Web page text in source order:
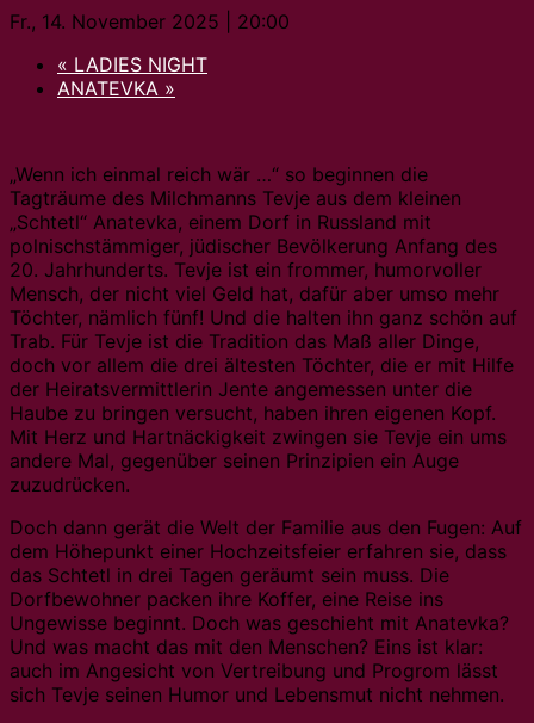
Fr., 14. November 2025 | 20:00
« LADIES NIGHT
ANATEVKA »
„Wenn ich einmal reich wär …“ so beginnen die
Tagträume des Milchmanns Tevje aus dem kleinen
„Schtetl“ Anatevka, einem Dorf in Russland mit
polnischstämmiger, jüdischer Bevölkerung Anfang des
20. Jahrhunderts. Tevje ist ein frommer, humorvoller
Mensch, der nicht viel Geld hat, dafür aber umso mehr
Töchter, nämlich fünf! Und die halten ihn ganz schön auf
Trab. Für Tevje ist die Tradition das Maß aller Dinge,
doch vor allem die drei ältesten Töchter, die er mit Hilfe
der Heiratsvermittlerin Jente angemessen unter die
Haube zu bringen versucht, haben ihren eigenen Kopf.
Mit Herz und Hartnäckigkeit zwingen sie Tevje ein ums
andere Mal, gegenüber seinen Prinzipien ein Auge
zuzudrücken.
Doch dann gerät die Welt der Familie aus den Fugen: Auf
dem Höhepunkt einer Hochzeitsfeier erfahren sie, dass
das Schtetl in drei Tagen geräumt sein muss. Die
Dorfbewohner packen ihre Koffer, eine Reise ins
Ungewisse beginnt. Doch was geschieht mit Anatevka?
Und was macht das mit den Menschen? Eins ist klar:
auch im Angesicht von Vertreibung und Progrom lässt
sich Tevje seinen Humor und Lebensmut nicht nehmen.